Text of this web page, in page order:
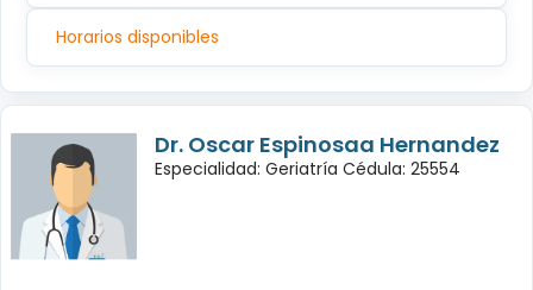
Horarios disponibles
Dr. Oscar Espinosaa Hernandez
Especialidad: Geriatría Cédula: 25554